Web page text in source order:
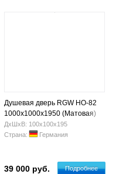
Душевая дверь RGW HO-82
1000x1000х1950 (Матовая)
ДхШхВ: 100х100х195
Страна:
Германия
39 000 руб. Подробнее